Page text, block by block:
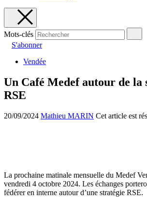
Mots-clés
S'abonner
Vendée
Un Café Medef autour de la
RSE
20/09/2024 Mathieu MARIN Cet article est
La prochaine matinale mensuelle du Medef
vendredi 4 octobre 2024. Les échanges
fédérer en interne autour d’une stratégie RSE.